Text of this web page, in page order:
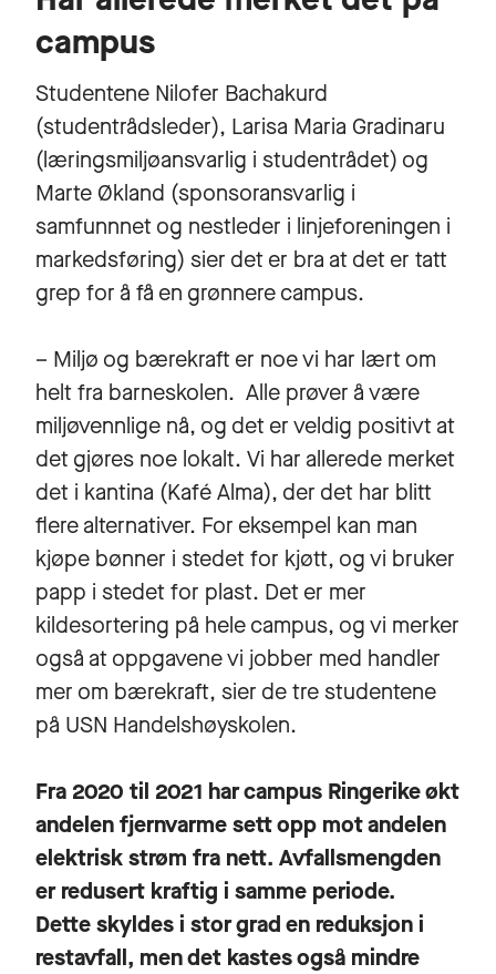
campus
Studentene Nilofer Bachakurd
(studentrådsleder), Larisa Maria Gradinaru
(læringsmiljøansvarlig i studentrådet) og
Marte Økland (sponsoransvarlig i
samfunnnet og nestleder i linjeforeningen i
markedsføring) sier det er bra at det er tatt
grep for å få en grønnere campus.
– Miljø og bærekraft er noe vi har lært om
helt fra barneskolen. Alle prøver å være
miljøvennlige nå, og det er veldig positivt at
det gjøres noe lokalt. Vi har allerede merket
det i kantina (Kafé Alma), der det har blitt
flere alternativer. For eksempel kan man
kjøpe bønner i stedet for kjøtt, og vi bruker
papp i stedet for plast. Det er mer
kildesortering på hele campus, og vi merker
også at oppgavene vi jobber med handler
mer om bærekraft, sier de tre studentene
på USN Handelshøyskolen.
Fra 2020 til 2021 har campus Ringerike økt
andelen fjernvarme sett opp mot andelen
elektrisk strøm fra nett. Avfallsmengden
er redusert kraftig i samme periode.
Dette skyldes i stor grad en reduksjon i
restavfall, men det kastes også mindre